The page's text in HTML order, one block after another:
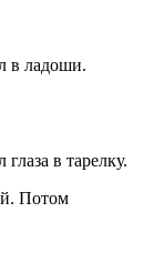
в ладоши.
в тарелку.
Потом